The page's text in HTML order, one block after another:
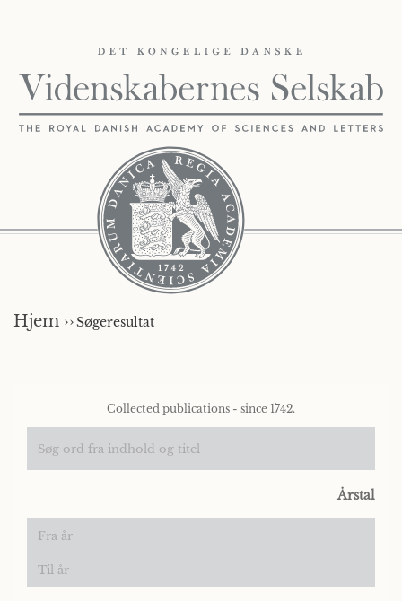
Hjem ››Søgeresultat
Collected publications - since 1742.
Årstal